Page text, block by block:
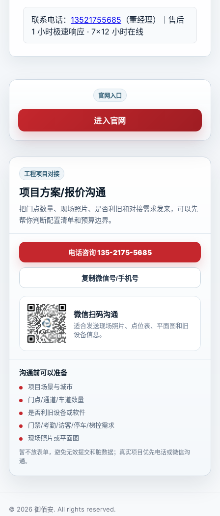
联系电话： 13521755685 （董经理）｜售后
1 小时极速响应 · 7×12 小时在线
官网入口
进入官网
工程项目对接
项目方案/报价沟通
把门点数量、现场照片、是否利旧和对接需求发来，可以先
帮你判断配置清单和预算边界。
电话咨询 135-2175-5685
复制微信号/手机号
微信扫码沟通
适合发送现场照片、点位表、平面图和旧
设备信息。
沟通前可以准备
项目场景与城市
门点/通道/车道数量
是否利旧设备或软件
门禁/考勤/访客/停车/梯控需求
现场照片或平面图
暂不放表单，避免无效提交和脏数据；真实项目优先电话或微信沟
通。
© 2026 御佰安. All rights reserved.